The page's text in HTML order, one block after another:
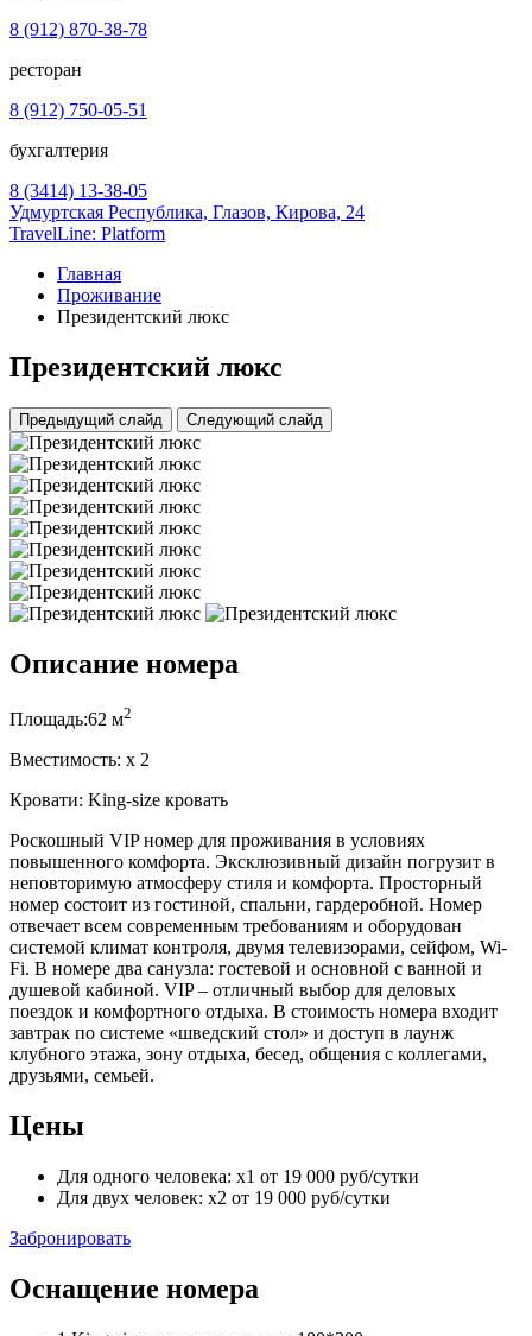
8 (912) 870-38-78
ресторан
8 (912) 750-05-51
бухгалтерия
8 (3414) 13-38-05
Удмуртская Республика, Глазов, Кирова, 24
TravelLine: Platform
Главная
Проживание
Президентский люкс
Президентский люкс
Предыдущий слайд Следующий слайд
Описание номера
Площадь:62 м2
Вместимость: x 2
Кровати: King-size кровать
Роскошный VIP номер для проживания в условиях
повышенного комфорта. Эксклюзивный дизайн погрузит в
неповторимую атмосферу стиля и комфорта. Просторный
номер состоит из гостиной, спальни, гардеробной. Номер
отвечает всем современным требованиям и оборудован
системой климат контроля, двумя телевизорами, сейфом, Wi-
Fi. В номере два санузла: гостевой и основной с ванной и
душевой кабиной. VIP – отличный выбор для деловых
поездок и комфортного отдыха. В стоимость номера входит
завтрак по системе «шведский стол» и доступ в лаунж
клубного этажа, зону отдыха, бесед, общения с коллегами,
друзьями, семьей.
Цены
Для одного человека: x1 от 19 000 руб/сутки
Для двух человек: x2 от 19 000 руб/сутки
Забронировать
Оснащение номера